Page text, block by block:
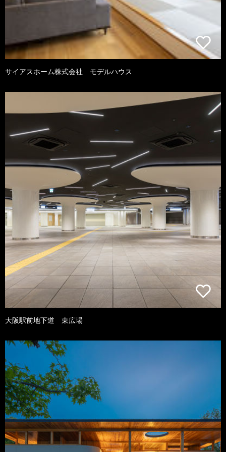
サイアスホーム株式会社 モデルハウス
大阪駅前地下道 東広場